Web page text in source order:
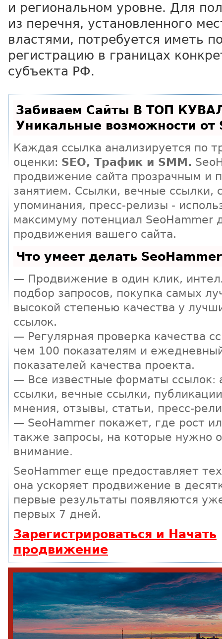
и региональном уровне. Для
из перечня, установленного
властями, потребуется иметь
регистрацию в границах
субъекта РФ.
Забиваем Сайты В ТОП
Уникальные возможности от
Каждая ссылка анализируется по
оценки: SEO, Трафик и SMM.
продвижение сайта прозрачным и
занятием. Ссылки, вечные ссылки,
упоминания, пресс-релизы -
максимуму потенциал SeoHammer
продвижения вашего сайта.
Что умеет делать SeoHammer
— Продвижение в один клик,
подбор запросов, покупка самых
высокой степенью качества у
ссылок.
— Регулярная проверка качества
чем 100 показателям и
показателей качества проекта.
— Все известные форматы ссылок:
ссылки, вечные ссылки,
мнения, отзывы, статьи, пресс-
— SeoHammer покажет, где рост
также запросы, на которые нужно
внимание.
SeoHammer еще предоставляет
она ускоряет продвижение в
первые результаты появляются
первых 7 дней.
Зарегистрироваться и Начать
продвижение